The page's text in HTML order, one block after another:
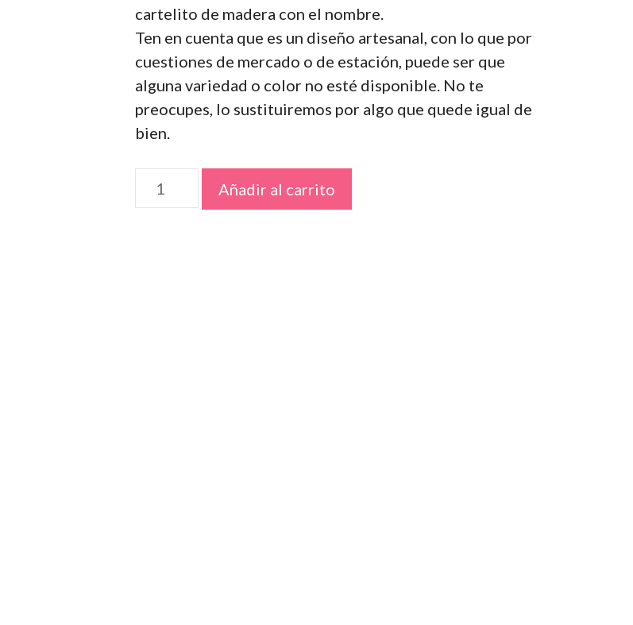
cartelito de madera con el nombre.
Ten en cuenta que es un diseño artesanal, con lo que por
cuestiones de mercado o de estación, puede ser que
alguna variedad o color no esté disponible. No te
preocupes, lo sustituiremos por algo que quede igual de
bien.
Centro
de
Añadir al carrito